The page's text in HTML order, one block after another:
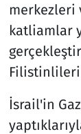
merkezleri
katliamlar
Filistinlileri
İsrail'in